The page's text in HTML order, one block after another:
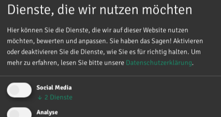
Unsere besonderen Angebote:
Schwanger und im Konflikt
Elternberatung
Angebote für Männer
Dienste, die wir nutzen möchten
Hier können Sie die Dienste, die wir auf dieser Website nutzen
möchten, bewerten und anpassen. Sie haben das Sagen! Aktivieren
oder deaktivieren Sie die Dienste, wie Sie es für richtig halten. Um
mehr zu erfahren, lesen Sie bitte unsere Datenschutzerklärung.
Social Media
↓ 2 Dienste
Analyse